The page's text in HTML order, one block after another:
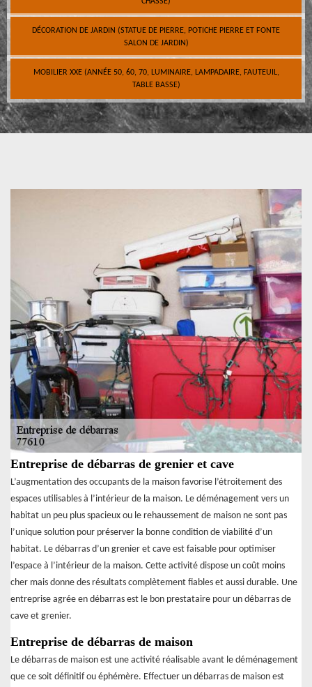
DÉCORATION DE JARDIN (STATUE DE PIERRE, POTICHE PIERRE ET FONTE
SALON DE JARDIN)
MOBILIER XXE (ANNÉE 50, 60, 70, LUMINAIRE, LAMPADAIRE, FAUTEUIL,
TABLE BASSE)
Entreprise de débarras de grenier et cave
L’augmentation des occupants de la maison favorise l’étroitement des
espaces utilisables à l’intérieur de la maison. Le déménagement vers un
habitat un peu plus spacieux ou le rehaussement de maison ne sont pas
l’unique solution pour préserver la bonne condition de viabilité d’un
habitat. Le débarras d’un grenier et cave est faisable pour optimiser
l’espace à l’intérieur de la maison. Cette activité dispose un coût moins
cher mais donne des résultats complètement fiables et aussi durable. Une
entreprise agrée en débarras est le bon prestataire pour un débarras de
cave et grenier.
Entreprise de débarras de maison
Le débarras de maison est une activité réalisable avant le déménagement
que ce soit définitif ou éphémère. Effectuer un débarras de maison est